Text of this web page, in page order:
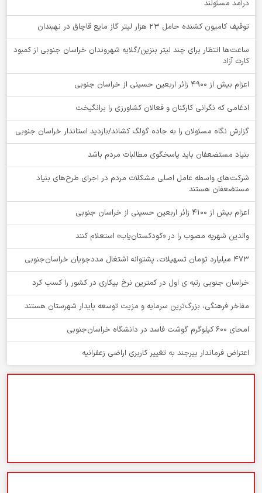
درآمد مسئولند
توقيف کامیون کشنده حامل 23 هزار لیتر گاز مایع قاچاق در نهبندان
ساعت‌ها انتظار برای چند لیتر بنزین/گلایه شهروندان خراسان جنوبی از کمبود
کارت آزاد
اعزام بیش از 4900 زائر اربعین حسینی از خراسان جنوبی
ادغامی که نگرانی کارکنان و فعالان کشاورزی را برانگیخت
گزارش نگاه مسئولان را به جاده گولگ کشاند/بازدید استاندار خراسان جنوبی
بنیاد مستضعفان باید پاسخگوی مطالبات مردم باشد
شرکت‌های واسطه عامل اصلی مشکلات مردم در اجرای طرح‌های بنیاد
مستضعفان هستند
اعزام بیش از 4100 زائر اربعین حسینی از خراسان جنوبی
والدین شهریه مصوب را در «کودکستان‌یاب» استعلام کنند
۴۷۳ میلیارد تومان تسهیلات، پشتوانه اشتغال مددجویان خراسان‌جنوبی
خراسان جنوبی رتبه ی اول در کمترین نرخ بیکاری در کشور را کسب کرد
مفاخر فرهنگی، بزرگ‌ترین سرمایه و مزیت توسعه پایدار شهرستان هستند
امحای ۶۰۰ کیلوگرم گوشت فاسد در دانشگاه خراسان‌جنوبی
اعتراض فرماندار بیرجند به تغییر کاربری اراضی زعفرانیه